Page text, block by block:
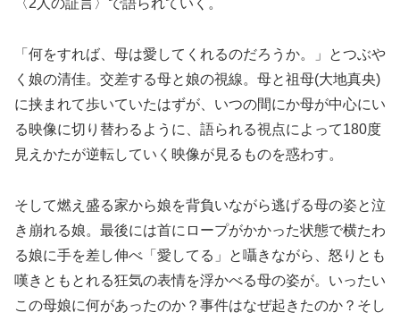
〈2人の証言〉で語られていく。
「何をすれば、母は愛してくれるのだろうか。」とつぶや
く娘の清佳。交差する母と娘の視線。母と祖母(大地真央)
に挟まれて歩いていたはずが、いつの間にか母が中心にい
る映像に切り替わるように、語られる視点によって180度
見えかたが逆転していく映像が見るものを惑わす。
そして燃え盛る家から娘を背負いながら逃げる母の姿と泣
き崩れる娘。最後には首にロープがかかった状態で横たわ
る娘に手を差し伸べ「愛してる」と囁きながら、怒りとも
嘆きともとれる狂気の表情を浮かべる母の姿が。いったい
この母娘に何があったのか？事件はなぜ起きたのか？そし